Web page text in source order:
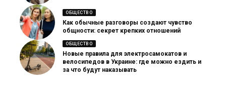
ОБЩЕСТВО
Как обычные разговоры создают чувство
общности: секрет крепких отношений
ОБЩЕСТВО
Новые правила для электросамокатов и
велосипедов в Украине: где можно ездить и
за что будут наказывать